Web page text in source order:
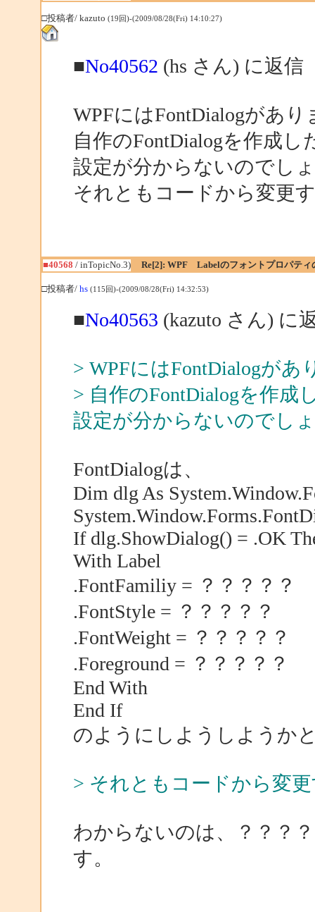
□投稿者/ kazuto (19回)-(2009/08/28(Fri) 14:10:27)
■No40562 (hs さん) に返信
WPFにはFontDialogがあ
自作のFontDialogを作成し
設定が分からないのでし
それともコードから変更
■40568 / inTopicNo.3) Re[2]: WPF Labelのフォントプロパティ
□投稿者/ hs (115回)-(2009/08/28(Fri) 14:32:53)
■No40563 (kazuto さん) に
> WPFにはFontDialogがあ
> 自作のFontDialogを作成
設定が分からないのでし
FontDialogは、
Dim dlg As
If dlg.ShowDialog() = .OK
With Label
.FontFamiliy = ？？？？？
.FontStyle = ？？？？？
.FontWeight = ？？？？？
.Foreground = ？？？？？
End With
End If
のようにしようしようか
> それともコードから変
わからないのは、？？？
す。